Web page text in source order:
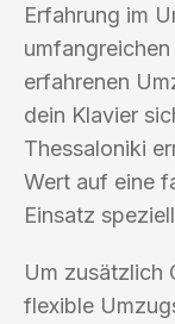
Erfahrung im
erfahrenen
dein Klavier
Thessaloniki
Wert auf eine
Einsatz
Um zusätzlich
flexible